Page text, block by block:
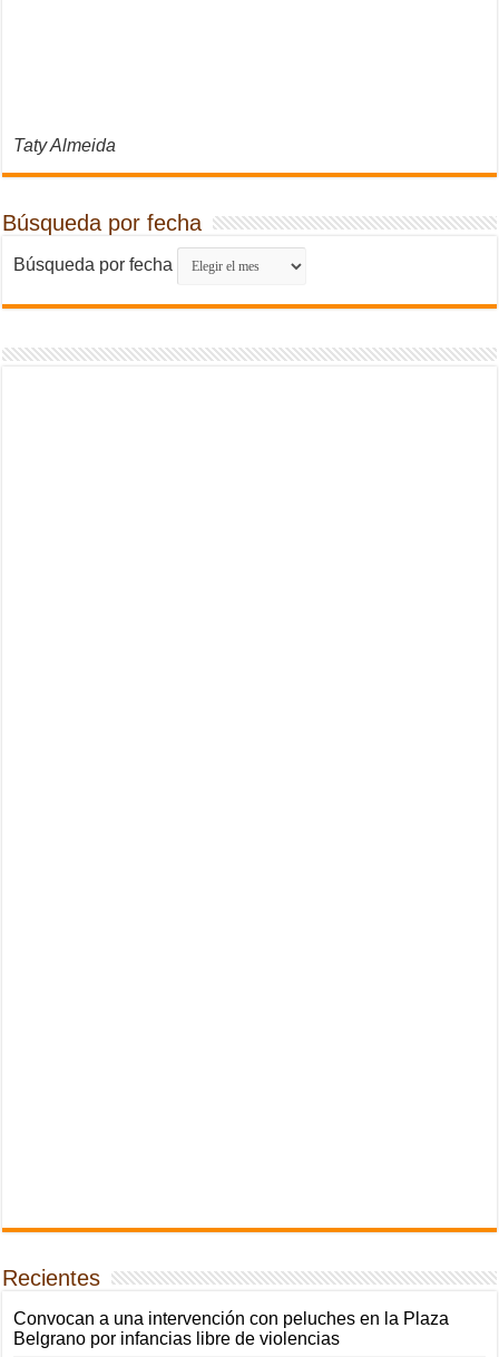
Taty Almeida
Búsqueda por fecha
Búsqueda por fecha
Recientes
Convocan a una intervención con peluches en la Plaza
Belgrano por infancias libre de violencias